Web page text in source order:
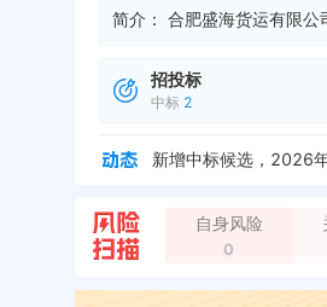
简介：
招投标
中标 2
企业地址变更，新增
自身风险
0